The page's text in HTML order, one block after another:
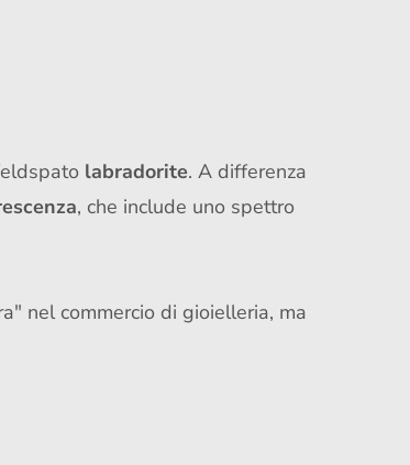
labradorite. A differenza
, che include uno spettro
nel commercio di gioielleria, ma